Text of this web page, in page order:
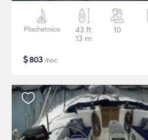
Plachetnica
43 ft
13 m
10
$803 /noc